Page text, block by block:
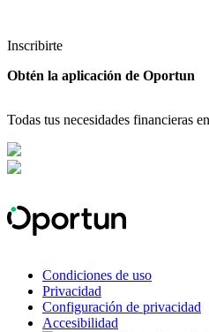
Inscribirte
Obtén la aplicación de Oportun
Todas tus necesidades financieras
Condiciones de uso
Privacidad
Configuración de privacidad
Accesibilidad